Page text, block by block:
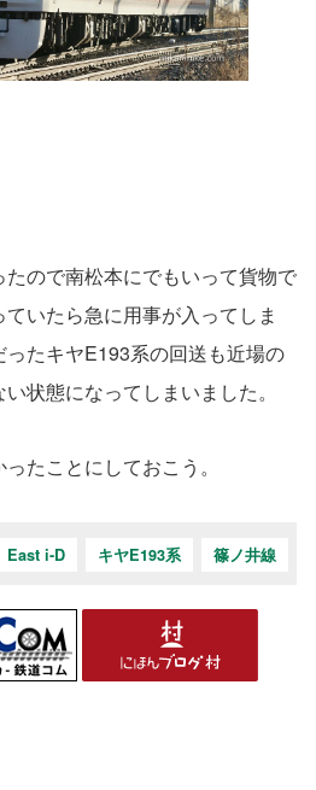
ので南松本にでもいって貨物で
いたら急に用事が入ってしま
たキヤE193系の回送も近場の
状態になってしまいました。
たことにしておこう。
East i-D キヤE193系 篠ノ井線